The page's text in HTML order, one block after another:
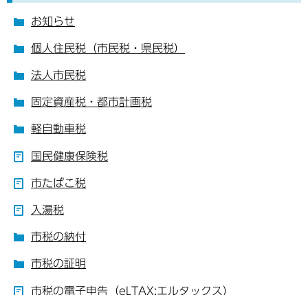
お知らせ
個人住民税（市民税・県民税）
法人市民税
固定資産税・都市計画税
軽自動車税
国民健康保険税
市たばこ税
入湯税
市税の納付
市税の証明
市税の電子申告（eLTAX:エルタックス）